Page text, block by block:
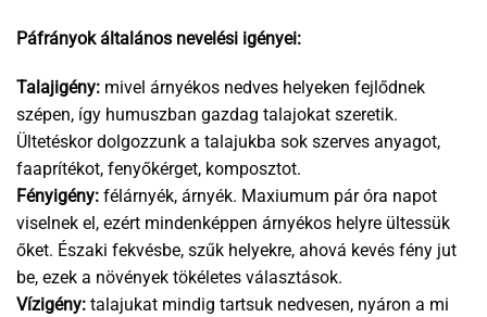
Páfrányok általános nevelési igényei:
Talajigény: mivel árnyékos nedves helyeken fejlődnek
szépen, így humuszban gazdag talajokat szeretik.
Ültetéskor dolgozzunk a talajukba sok szerves anyagot,
faaprítékot, fenyőkérget, komposztot.
Fényigény: félárnyék, árnyék. Maxiumum pár óra napot
viselnek el, ezért mindenképpen árnyékos helyre ültessük
őket. Északi fekvésbe, szűk helyekre, ahová kevés fény jut
be, ezek a növények tökéletes választások.
Vízigény: talajukat mindig tartsuk nedvesen, nyáron a mi